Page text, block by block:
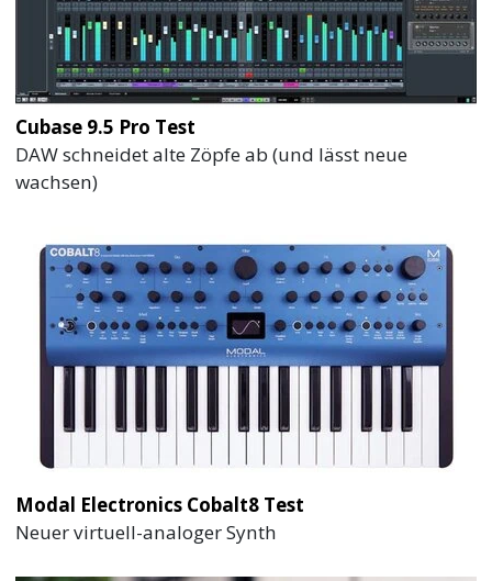
Cubase 9.5 Pro Test
DAW schneidet alte Zöpfe ab (und lässt neue
wachsen)
Modal Electronics Cobalt8 Test
Neuer virtuell-analoger Synth